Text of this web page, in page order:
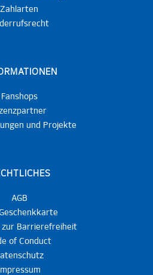
Zahlarten
Fanshops
und Projekte
AGB
zur Barrierefreiheit
of Conduct
Impressum